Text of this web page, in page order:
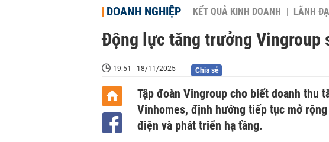
DOANH NGHIỆP KẾT QUẢ KINH DOANH LÃNH
Động lực tăng trưởng Vingroup
19:51 | 18/11/2025 Chia sẻ
Tập đoàn Vingroup cho biết doanh thu
Vinhomes, định hướng tiếp tục mở
điện và phát triển hạ tầng.